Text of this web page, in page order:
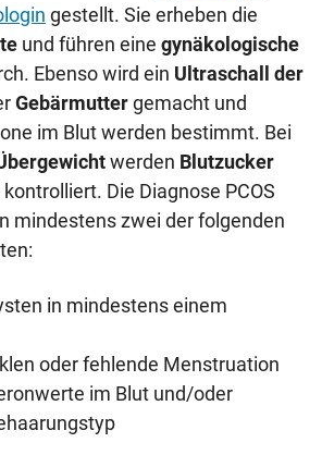
gestellt. Sie erheben die
und führen eine gynäkologische
Ebenso wird ein Ultraschall der
Gebärmuttergemacht und
im Blut werden bestimmt. Bei
werden Blutzucker
kontrolliert. Die Diagnose PCOS
mindestens zwei der folgenden
in mindestens einem
oder fehlende Menstruation
im Blut und/oder